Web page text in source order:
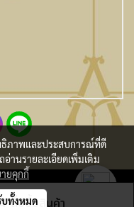
สั่งซื้อสินค้า
ธิภาพและประสบการณ์ที่ดี
อ่านรายละเอียดเพิ่มเติม
ยคุกกี้
ทั้งหมด